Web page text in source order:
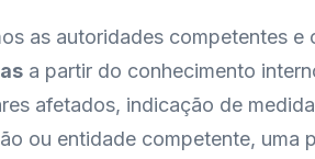
as autoridades competentes
a partir do conhecimento
afetados, indicação de
ou entidade competente,